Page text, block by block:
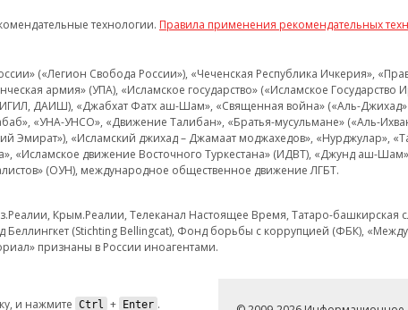
технологии. Правила применения рекомендательных
(«Легион Свобода России»), «Чеченская Республика Ичкерия»,
армия» (УПА), «Исламское государство» («Исламское
ДАИШ), «Джабхат Фатх аш-Шам», «Священная война» («Аль-Джихад»
«УНА-УНСО», «Движение Талибан», «Братья-мусульмане» («Аль-
Эмират»), «Исламский джихад – Джамаат моджахедов», «Нурджулар»,
«Исламское движение Восточного Туркестана» (ИДВТ), «Джунд аш-
(ОУН), международное общественное движение ЛГБТ.
Крым.Реалии, Телеканал Настоящее Время, Татаро-
(Stichting Bellingcat), Фонд борьбы с коррупцией (ФБК),
признаны в России иноагентами.
и нажмите Ctrl + Enter .